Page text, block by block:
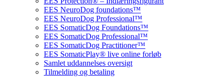
EES NeuroDog foundations™
EES NeuroDog Professional™
EES SomaticDog Foundations™
EES SomaticDog Professional™
EES SomaticDog Practitioner™
EES SomaticPlay® live online forløb
Samlet uddannelses oversigt
Tilmelding og betaling